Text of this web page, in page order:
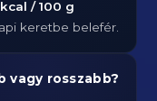
/ 100 g
keretbe belefér.
vagy rosszabb?